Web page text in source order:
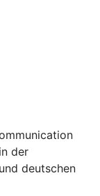
der
deutschen